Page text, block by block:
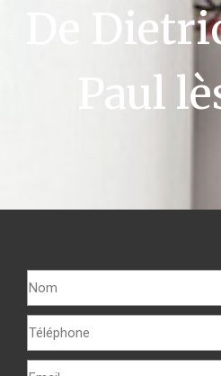
De
Paul